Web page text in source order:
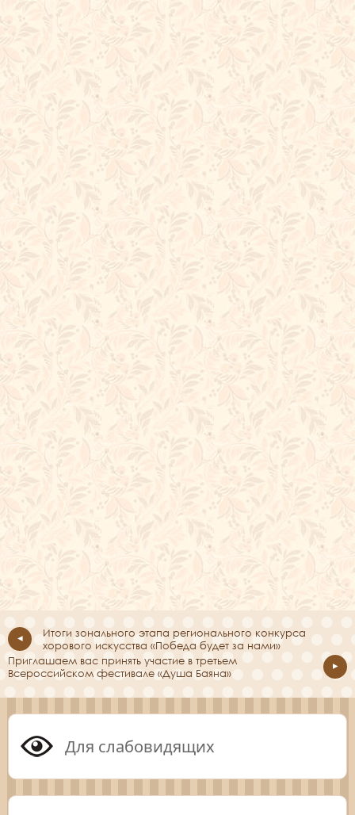
Итоги зонального этапа регионального конкурса
хорового искусства «Победа будет за нами»
Приглашаем вас принять участие в третьем
Всероссийском фестивале «Душа Баяна»
Для слабовидящих